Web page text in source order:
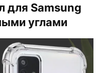
для Samsung
углами